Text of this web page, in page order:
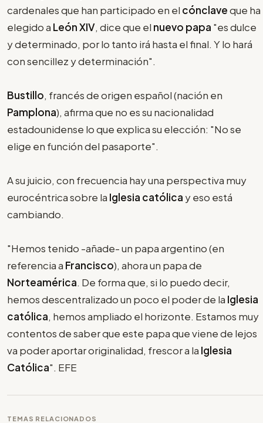
cardenales que han participado en el cónclaveque ha
elegido a León XIV, dice que el nuevo papa "es dulce
y determinado, por lo tanto irá hasta el final. Y lo hará
con sencillez y determinación".
Bustillo, francés de origen español (nación en
Pamplona), afirma que no es su nacionalidad
estadounidense lo que explica su elección: "No se
elige en función del pasaporte".
A su juicio, con frecuencia hay una perspectiva muy
eurocéntrica sobre la Iglesia católica y eso está
cambiando.
"Hemos tenido -añade- un papa argentino (en
referencia a Francisco), ahora un papa de
Norteamérica. De forma que, si lo puedo decir,
hemos descentralizado un poco el poder de la Iglesia
católica, hemos ampliado el horizonte. Estamos muy
contentos de saber que este papa que viene de lejos
va poder aportar originalidad, frescor a la Iglesia
Católica". EFE
TEMAS RELACIONADOS